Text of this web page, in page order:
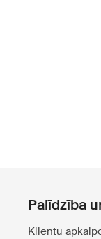
Palīdzība
Klientu